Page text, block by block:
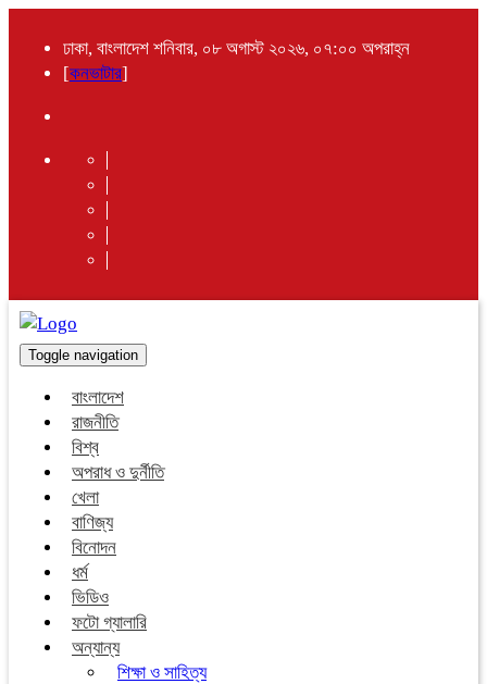
ঢাকা, বাংলাদেশ শনিবার, ০৮ অগাস্ট ২০২৬, ০৭:০০ অপরাহ্ন
[কনভাটার]
Toggle navigation
বাংলাদেশ
রাজনীতি
বিশ্ব
অপরাধ ও দুর্নীতি
খেলা
বাণিজ্য
বিনোদন
ধর্ম
ভিডিও
ফটো গ্যালারি
অন্যান্য
শিক্ষা ও সাহিত্য